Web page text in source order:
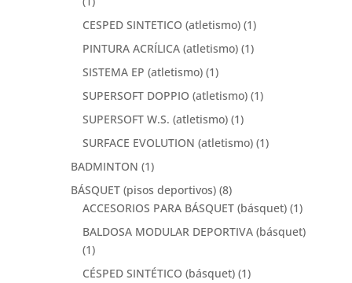
CESPED SINTETICO (atletismo) (1)
PINTURA ACRÍLICA (atletismo) (1)
SISTEMA EP (atletismo) (1)
SUPERSOFT DOPPIO (atletismo) (1)
SUPERSOFT W.S. (atletismo) (1)
SURFACE EVOLUTION (atletismo) (1)
BADMINTON (1)
BÁSQUET (pisos deportivos) (8)
ACCESORIOS PARA BÁSQUET (básquet) (1)
BALDOSA MODULAR DEPORTIVA (básquet)
(1)
CÉSPED SINTÉTICO (básquet) (1)